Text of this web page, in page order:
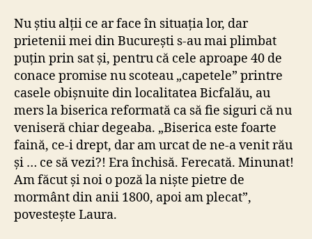
Nu știu alții ce ar face în situația lor, dar
prietenii mei din București s-au mai plimbat
puțin prin sat și, pentru că cele aproape 40 de
conace promise nu scoteau „capetele” printre
casele obișnuite din localitatea Bicfalău, au
mers la biserica reformată ca să fie siguri că nu
veniseră chiar degeaba. „Biserica este foarte
faină, ce-i drept, dar am urcat de ne-a venit rău
și … ce să vezi?! Era închisă. Ferecată. Minunat!
Am făcut și noi o poză la niște pietre de
mormânt din anii 1800, apoi am plecat”,
povestește Laura.